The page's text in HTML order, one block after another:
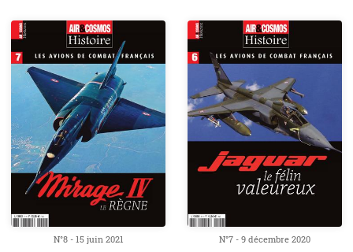
N°8 - 15 juin 2021 N°7 - 9 décembre 2020